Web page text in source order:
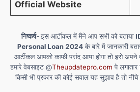
Official Website
निष्कर्ष-इस आर्टीकल में मैंने आप सभी को बताया
Personal Loan 2024 के बारे में जानकारी
आर्टीकल आपको काफी पसंद आया होगा तो इसे
हमारे वेबसाइट @Theupdatepro.com पे
किसी भी प्रकार की कोई सवाल यह सुझाव है तो